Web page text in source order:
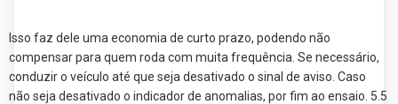
Isso faz dele uma economia de curto prazo, podendo não
compensar para quem roda com muita frequência. Se necessário,
conduzir o veículo até que seja desativado o sinal de aviso. Caso
não seja desativado o indicador de anomalias, por fim ao ensaio. 5.5